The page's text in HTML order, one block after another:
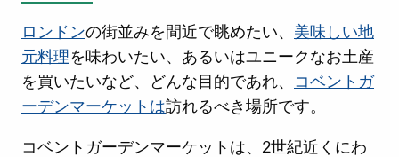
ロンドンの街並みを間近で眺めたい、 美味しい地
元料理を味わいたい、あるいはユニークなお土産
を買いたいなど、どんな目的であれ、 コベントガ
ーデンマーケットは訪れるべき場所です。
コベントガーデンマーケットは、2世紀近くにわ